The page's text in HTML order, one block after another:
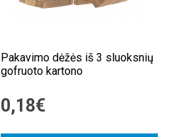
Pakavimo dėžės iš 3 sluoksnių
gofruoto kartono
0,18€